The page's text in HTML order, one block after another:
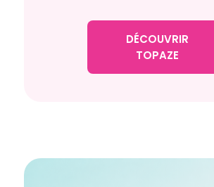
DÉCOUVRIR
TOPAZE